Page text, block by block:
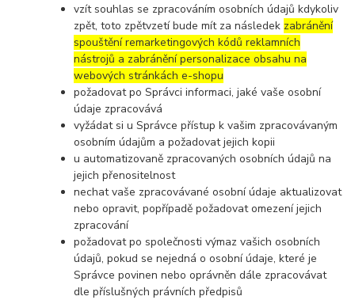
vzít souhlas se zpracováním osobních údajů kdykoliv
zpět, toto zpětvzetí bude mít za následek zabránění
spouštění remarketingových kódů reklamních
nástrojů a zabránění personalizace obsahu na
webových stránkách e-shopu
požadovat po Správci informaci, jaké vaše osobní
údaje zpracovává
vyžádat si u Správce přístup k vašim zpracovávaným
osobním údajům a požadovat jejich kopii
u automatizovaně zpracovaných osobních údajů na
jejich přenositelnost
nechat vaše zpracovávané osobní údaje aktualizovat
nebo opravit, popřípadě požadovat omezení jejich
zpracování
požadovat po společnosti výmaz vašich osobních
údajů, pokud se nejedná o osobní údaje, které je
Správce povinen nebo oprávněn dále zpracovávat
dle příslušných právních předpisů